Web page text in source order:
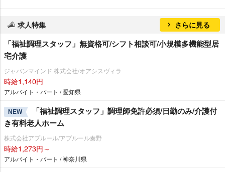
求人特集 さらに見る
「福祉調理スタッフ」無資格可/シフト相談可/小規模多機能型居
宅介護
ジャパンマインド 株式会社/オアシスヴィラ
時給1,140円
アルバイト・パート / 愛知県
NEW
「福祉調理スタッフ」調理師免許必須/日勤のみ/介護付
き有料老人ホーム
株式会社アプルール/アプルール秦野
時給1,273円～
アルバイト・パート / 神奈川県